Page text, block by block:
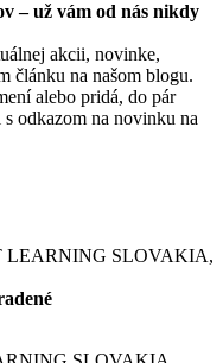
– už vám od nás nikdy
akcii, novinke,
článku na našom blogu.
alebo pridá, do pár
odkazom na novinku na
LEARNING SLOVAKIA,